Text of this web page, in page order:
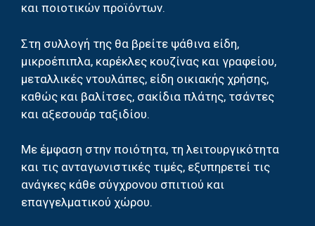
και ποιοτικών προϊόντων.
Στη συλλογή της θα βρείτε ψάθινα είδη,
μικροέπιπλα, καρέκλες κουζίνας και γραφείου,
μεταλλικές ντουλάπες, είδη οικιακής χρήσης,
καθώς και βαλίτσες, σακίδια πλάτης, τσάντες
και αξεσουάρ ταξιδίου.
Με έμφαση στην ποιότητα, τη λειτουργικότητα
και τις ανταγωνιστικές τιμές, εξυπηρετεί τις
ανάγκες κάθε σύγχρονου σπιτιού και
επαγγελματικού χώρου.